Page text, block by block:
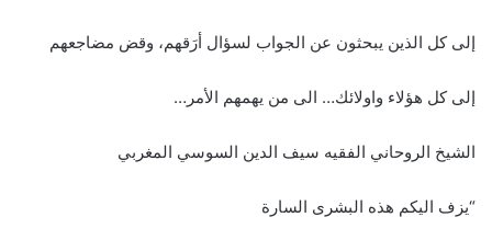
إلى كل الذين يبحثون عن الجواب لسؤال أرَقهم، وقض مضاجعهم
إلى كل هؤلاء واولائك… الى من يهمهم الأمر…
الشيخ الروحاني الفقيه سيف الدين السوسي المغربي
“يزف اليكم هذه البشرى السارة